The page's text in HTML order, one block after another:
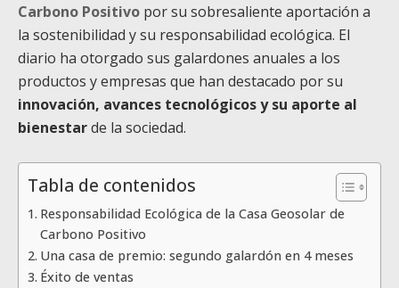
Carbono Positivo por su sobresaliente aportación a
la sostenibilidad y su responsabilidad ecológica. El
diario ha otorgado sus galardones anuales a los
productos y empresas que han destacado por su
innovación, avances tecnológicos y su aporte al
bienestarde la sociedad.
Tabla de contenidos
Responsabilidad Ecológica de la Casa Geosolar de
Carbono Positivo
Una casa de premio: segundo galardón en 4 meses
Éxito de ventas